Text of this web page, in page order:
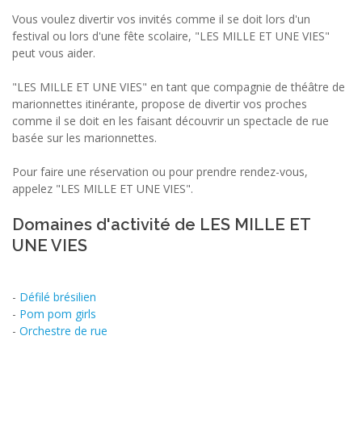
Vous voulez divertir vos invités comme il se doit lors d'un
festival ou lors d'une fête scolaire, "LES MILLE ET UNE VIES"
peut vous aider.
"LES MILLE ET UNE VIES" en tant que compagnie de théâtre de
marionnettes itinérante, propose de divertir vos proches
comme il se doit en les faisant découvrir un spectacle de rue
basée sur les marionnettes.
Pour faire une réservation ou pour prendre rendez-vous,
appelez "LES MILLE ET UNE VIES".
Domaines d'activité de LES MILLE ET
UNE VIES
- Défilé brésilien
- Pom pom girls
- Orchestre de rue